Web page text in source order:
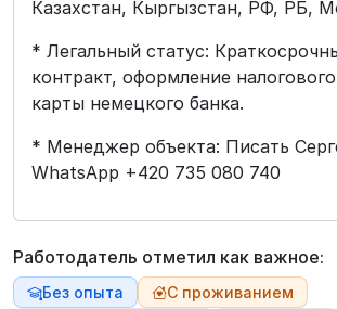
Казахстан, Кыргызстан, РФ, РБ,
* Легальный статус:
контракт, оформление
карты немецкого банка.
* Менеджер объекта: Писать
WhatsApp +420 735 080 740
Работодатель отметил как важное:
Без опыта
С проживанием